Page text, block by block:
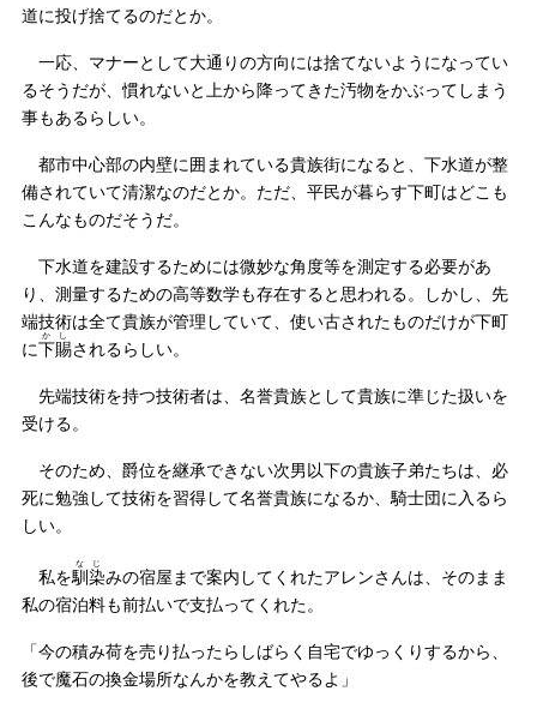
道に投げ捨てるのだとか。
一応、マナーとして大通りの方向には捨てないようになってい
るそうだが、慣れないと上から降ってきた汚物をかぶってしまう
事もあるらしい。
都市中心部の内壁に囲まれている貴族街になると、下水道が整
備されていて清潔なのだとか。ただ、平民が暮らす下町はどこも
こんなものだそうだ。
下水道を建設するためには微妙な角度等を測定する必要があ
り、測量するための高等数学も存在すると思われる。しかし、先
端技術は全て貴族が管理していて、使い古されたものだけが下町
に下賜
かし
されるらしい。
先端技術を持つ技術者は、名誉貴族として貴族に準じた扱いを
受ける。
そのため、爵位を継承できない次男以下の貴族子弟たちは、必
死に勉強して技術を習得して名誉貴族になるか、騎士団に入るら
しい。
私を馴染
なじ
みの宿屋まで案内してくれたアレンさんは、そのまま
私の宿泊料も前払いで支払ってくれた。
「今の積み荷を売り払ったらしばらく自宅でゆっくりするから、
後で魔石の換金場所なんかを教えてやるよ」